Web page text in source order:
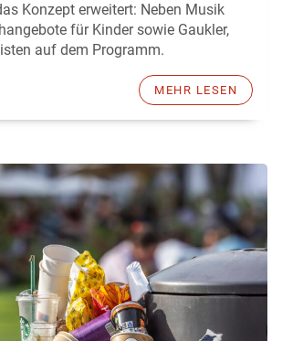
Konzept erweitert: Neben Musik
für Kinder sowie Gaukler,
auf dem Programm.
MEHR LESEN